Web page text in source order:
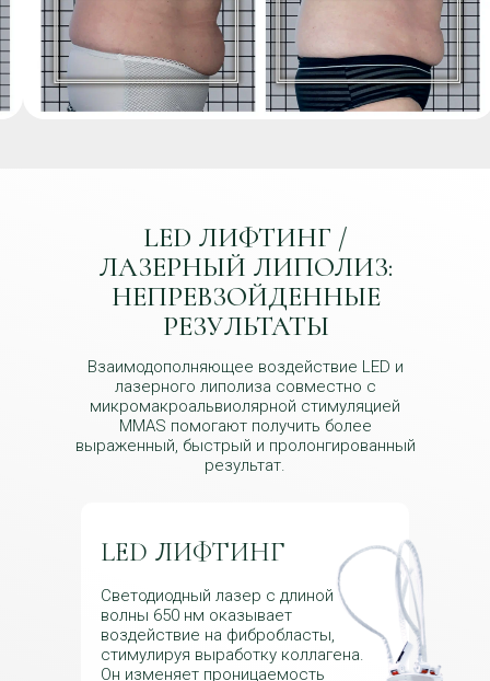
LED ЛИФТИНГ /
ЛАЗЕРНЫЙ ЛИПОЛИЗ:
НЕПРЕВЗОЙДЕННЫЕ
РЕЗУЛЬТАТЫ
Взаимодополняющее воздействие LED и
лазерного липолиза совместно с
микромакроальвиолярной стимуляцией
MMAS помогают получить более
выраженный, быстрый и пролонгированный
результат.
Светодиодный лазер с длиной
волны 650 нм оказывает
воздействие на фибробласты,
стимулируя выработку коллагена.
Он изменяет проницаемость
LED ЛИФТИНГ